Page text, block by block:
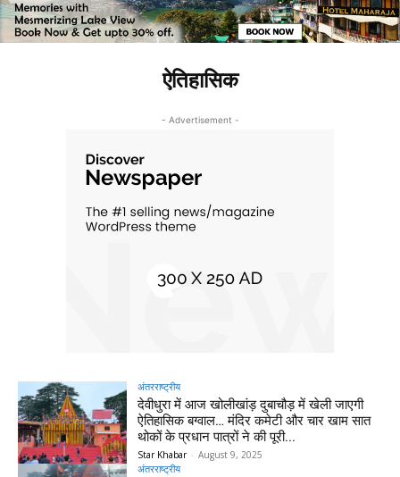
ऐतिहासिक
- Advertisement -
अंतरराष्ट्रीय
देवीधुरा में आज खोलीखांड़ दुबाचौड़ में खेली जाएगी
ऐतिहासिक बग्वाल… मंदिर कमेटी और चार खाम सात
थोकों के प्रधान पात्रों ने की पूरी...
Star Khabar - August 9, 2025
अंतरराष्ट्रीय